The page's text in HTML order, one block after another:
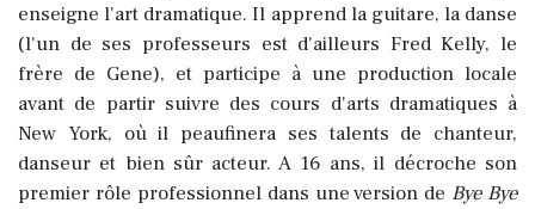
enseigne l'art dramatique. Il apprend la guitare, la danse
(l'un de ses professeurs est d'ailleurs Fred Kelly, le
frère de Gene), et participe à une production locale
avant de partir suivre des cours d'arts dramatiques à
New York, où il peaufinera ses talents de chanteur,
danseur et bien sûr acteur. A 16 ans, il décroche son
premier rôle professionnel dans une version de Bye Bye